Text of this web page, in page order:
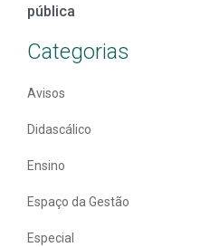
pública
Categorias
Avisos
Didascálico
Ensino
Espaço da Gestão
Especial